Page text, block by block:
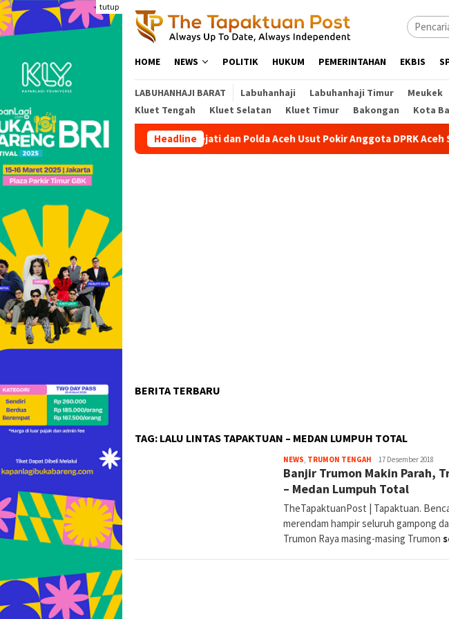
Loncat
ke
konten
tutup
HOME NEWS POLITIK HUKUM PEMERINTAHAN EKBIS
LABUHANHAJI BARAT Labuhanhaji Labuhanhaji Timur Meukek
Kluet Tengah
Kluet Selatan Kluet Timur Bakongan Kota
Headline
Kejati dan Polda Aceh Usut Pokir Anggota DPRK Aceh
BERITA TERBARU
TAG: LALU LINTAS TAPAKTUAN – MEDAN LUMPUH TOTAL
NEWS, TRUMON TENGAH
Redaksi
17 Desember 2018
Banjir Trumon Makin Parah,
– Medan Lumpuh Total
TheTapaktuanPost | Tapaktuan.
merendam hampir seluruh gampong
Trumon Raya masing-masing Trumon